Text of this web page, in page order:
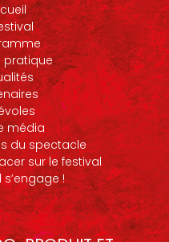
pratique
média
du spectacle
sur le festival
s’engage !